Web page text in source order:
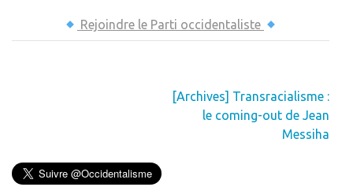
Rejoindre le Parti occidentaliste
[Archives] Transracialisme :
le coming-out de Jean
Messiha